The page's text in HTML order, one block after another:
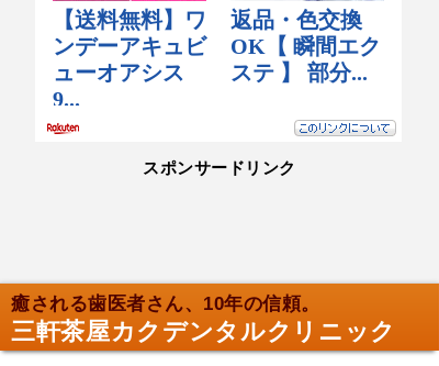
スポンサードリンク
癒される歯医者さん、10年の信頼。
三軒茶屋カクデンタルクリニック